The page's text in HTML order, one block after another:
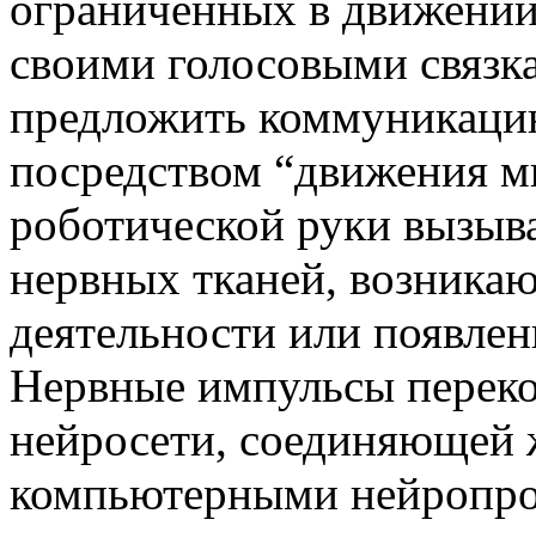
своими голосовыми
предложить
посредством “движения
роботической руки
нервных тканей,
деятельности или
Нервные импульсы
нейросети,
компьютерными